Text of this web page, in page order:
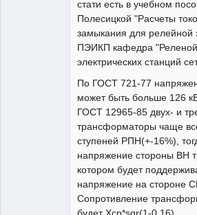
стати есть в учебном
Полесицкой "Расчеты
замыкания для релейной
ПЭИКП кафедра
электрических станций
По ГОСТ 721-77
может быть больше 126
ГОСТ 12965-85 двух- и
трансформаторы чаще
ступеней РПН(+-16%),
напряжение стороны ВН
котором будет
напряжение на стороне
Сопротивление
будет Xср*sqr(1-0,16).